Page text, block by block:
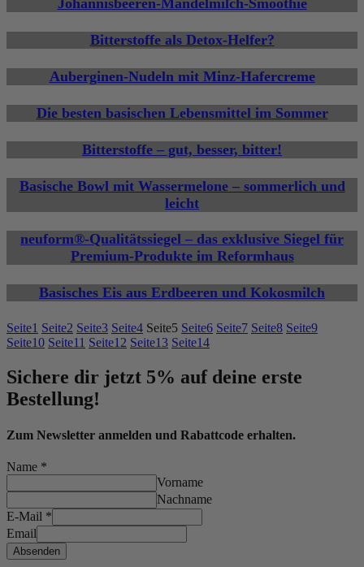
Bitterstoffe als Detox-Helfer?
Auberginen-Nudeln mit Minz-Hafercreme
Die besten basischen Lebensmittel im Sommer
Bitterstoffe – gut, besser, bitter!
Basische Bowl mit Wassermelone – sommerlich und
leicht
neuform®-Qualitätssiegel – das exklusive Siegel für
Premium-Produkte im Reformhaus
Basisches Eis aus Erdbeeren und Kokosmilch
Seite1 Seite2 Seite3 Seite4 Seite5 Seite6 Seite7 Seite8 Seite9
Seite10 Seite11 Seite12 Seite13 Seite14
Sichere dir jetzt 5% auf deine erste
Bestellung!
Zum Newsletter anmelden und Rabattcode erhalten.
Name *
Vorname
Nachname
E-Mail *
Email
Absenden